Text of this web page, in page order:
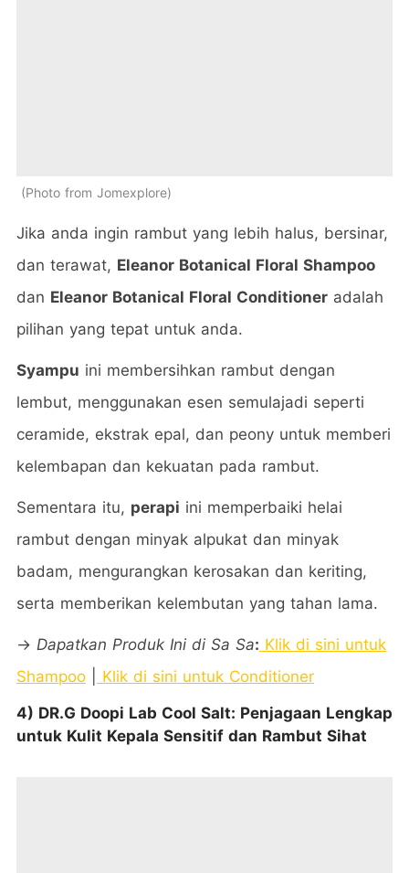
Photo from Jomexplore
Jika anda ingin rambut yang lebih halus, bersinar,
dan terawat, Eleanor Botanical Floral Shampoo
dan Eleanor Botanical Floral Conditioner adalah
pilihan yang tepat untuk anda.
Syampu ini membersihkan rambut dengan
lembut, menggunakan esen semulajadi seperti
ceramide, ekstrak epal, dan peony untuk memberi
kelembapan dan kekuatan pada rambut.
Sementara itu, perapi ini memperbaiki helai
rambut dengan minyak alpukat dan minyak
badam, mengurangkan kerosakan dan keriting,
serta memberikan kelembutan yang tahan lama.
→ Dapatkan Produk Ini di Sa Sa: Klik di sini untuk
Shampoo
Klik di sini untuk Conditioner
4) DR.G Doopi Lab Cool Salt: Penjagaan Lengkap
untuk Kulit Kepala Sensitif dan Rambut Sihat